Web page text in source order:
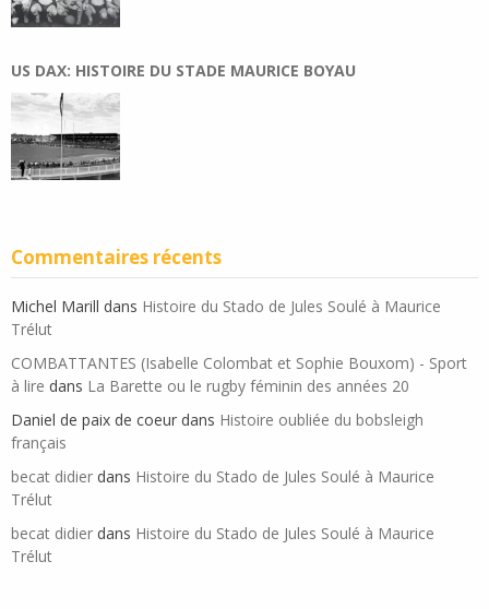
US DAX: HISTOIRE DU STADE MAURICE BOYAU
Commentaires récents
Michel Marill dans Histoire du Stado de Jules Soulé à Maurice
Trélut
COMBATTANTES (Isabelle Colombat et Sophie Bouxom) - Sport
à lire dans La Barette ou le rugby féminin des années 20
Daniel de paix de coeur dans Histoire oubliée du bobsleigh
français
becat didier dans Histoire du Stado de Jules Soulé à Maurice
Trélut
becat didier dans Histoire du Stado de Jules Soulé à Maurice
Trélut